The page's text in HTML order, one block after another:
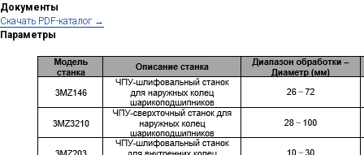
Документы
Cкачать PDF-каталог →
Параметры